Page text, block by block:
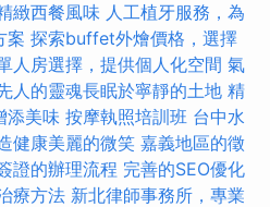
緻西餐風味 人工植牙服務，為
案 探索buffet外燴價格，選擇
人房選擇，提供個人化空間 氣
人的靈魂長眠於寧靜的土地 精
添美味 按摩執照培訓班 台中水
健康美麗的微笑 嘉義地區的徵
證的辦理流程 完善的SEO優化
療方法 新北律師事務所，專業